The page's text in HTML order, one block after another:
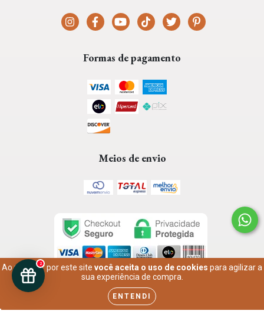
Ao navegar por este site você aceita o uso de cookies para agilizar a
sua experiência de compra.
ENTENDI
Formas de pagamento
Meios de envio
Anastásia Joias | Semijoias e Acessórios Finos e Delicados
Todos os Direitos Reservados.
2